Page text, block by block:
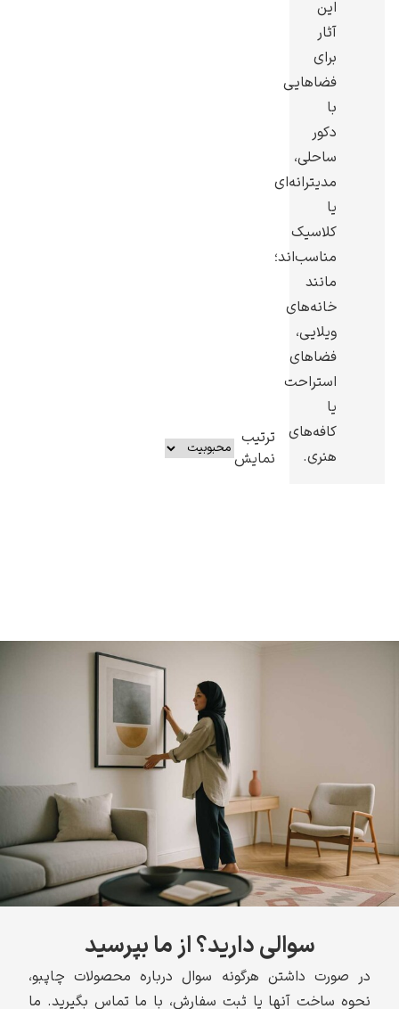
این
آثار
برای
فضاهایی
با
دکور
ساحلی،
مدیترانه‌ای
یا
کلاسیک
مناسب‌اند؛
مانند
خانه‌های
ویلایی،
فضاهای
استراحت
یا
کافه‌های
هنری.
ترتیب
نمایش
سوالی دارید؟ از ما بپرسید
در صورت داشتن هرگونه سوال درباره محصولات چاپبو،
نحوه ساخت آنها یا ثبت سفارش، با ما تماس بگیرید. ما